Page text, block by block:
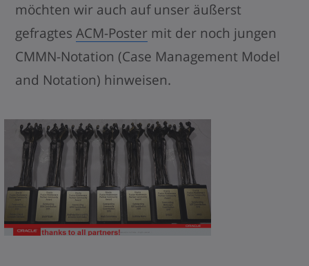
möchten wir auch auf unser äußerst
gefragtes ACM-Poster mit der noch jungen
CMMN-Notation (Case Management Model
and Notation) hinweisen.